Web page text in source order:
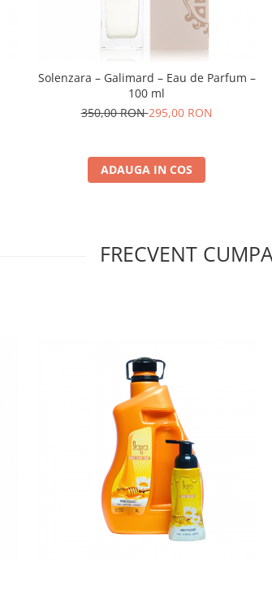
Solenzara – Galimard – Eau de Parfum –
100 ml
350,00 RON295,00 RON
ADAUGA IN COS
FRECVENT